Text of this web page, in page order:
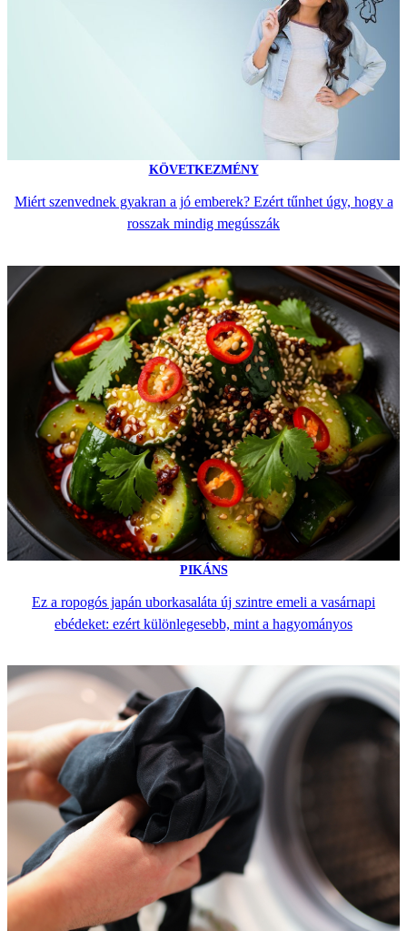
KÖVETKEZMÉNY
Miért szenvednek gyakran a jó emberek? Ezért tűnhet úgy, hogy a
rosszak mindig megússzák
PIKÁNS
Ez a ropogós japán uborkasaláta új szintre emeli a vasárnapi
ebédeket: ezért különlegesebb, mint a hagyományos